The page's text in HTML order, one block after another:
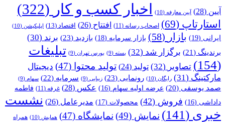
آیین (28) آیین معارفه (10) اخبار کسب و کار (322)
استارتاپ (69) اصحاب رسانه (11) افتتاح (26) اقتصاد (13) اپلیکیشن (10)
ایرانی (19) بازار (58) بازار سرمایه (18) بازدید (23) برند (30)
برندینگ (21) برگزار شد (32) بسته (9) بورس تهران (9)
تبلیغات
(154)
تصاویر (32) تولید (24) تولید محتوا (47)
دیجیتال
مارکتینگ (31) رایگان (10) رونمایی (23) زیبایی (9) سرمایه (22) سهام (9)
صمد یوسفی (20) عرضه اولیه سهام (16) عکس (28) غرفه (11)
فاطمه
داداشی (16) فروش (42) محصولات (17) مدیرعامل (26)
نشست
خبری (141) نمایش (49) نمایشگاه (47) همایش (10) همراه